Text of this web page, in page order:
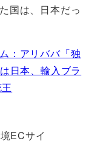
国は、日本だっ
：アリババ「独
日本、輸入ブラ
ECサイ